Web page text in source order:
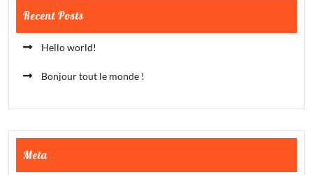
Recent Posts
Hello world!
Bonjour tout le monde !
Meta